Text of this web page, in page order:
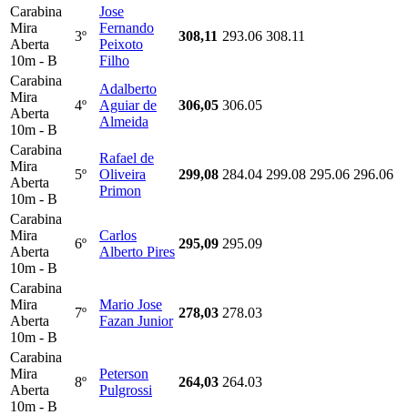
Carabina
Mira
Aberta
10m - B
3º
Jose
Fernando
Peixoto
Filho
308,11 293.06 308.11
Carabina
Mira
Aberta
10m - B
4º
Adalberto
Aguiar de
Almeida
306,05 306.05
Carabina
Mira
Aberta
10m - B
5º
Rafael de
Oliveira
Primon
299,08 284.04 299.08 295.06 296.06
Carabina
Mira
Aberta
10m - B
6º
Carlos
Alberto Pires
295,09 295.09
Carabina
Mira
Aberta
10m - B
7º
Mario Jose
Fazan Junior
278,03 278.03
Carabina
Mira
Aberta
10m - B
8º
Peterson
Pulgrossi
264,03 264.03